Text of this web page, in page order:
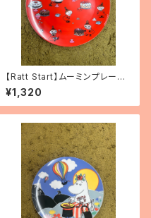
【Ratt Start】ムーミンプレート
「リトルミィ」
¥1,320